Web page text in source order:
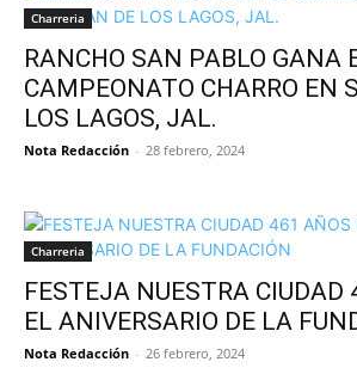
Charreria
RANCHO SAN PABLO GANA
CAMPEONATO CHARRO EN
LOS LAGOS, JAL.
Nota Redacción - 28 febrero, 2024
Charreria
FESTEJA NUESTRA CIUDAD
EL ANIVERSARIO DE LA
Nota Redacción - 26 febrero, 2024